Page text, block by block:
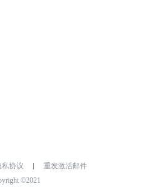
私协议
重发激活邮件
©2021